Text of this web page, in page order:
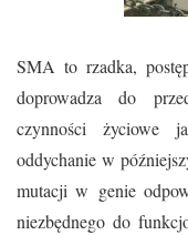
SMA to rzadka,
doprowadza do
czynności życiowe
oddychanie w
mutacji w genie
niezbędnego do